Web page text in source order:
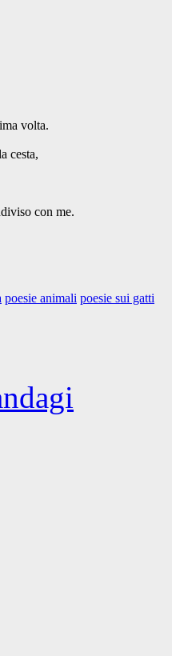
volta.
cesta,
con me.
poesie animali poesie sui gatti